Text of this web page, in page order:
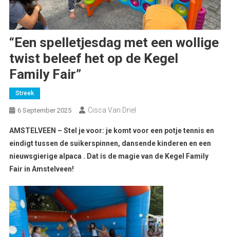
“Een spelletjesdag met een wollige
twist beleef het op de Kegel
Family Fair”
Streek
6 September 2025 Cisca Van Driel
AMSTELVEEN – Stel je voor: je komt voor een potje tennis en
eindigt tussen de suikerspinnen, dansende kinderen en een
nieuwsgierige alpaca . Dat is de magie van de Kegel Family
Fair in Amstelveen!